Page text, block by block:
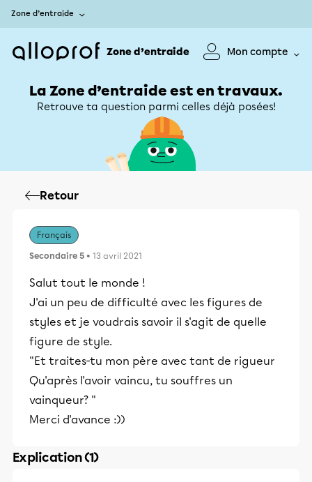
Zone d’entraide
Zone d’entraide Mon compte
La Zone d’entraide est en travaux.
Retrouve ta question parmi celles déjà posées!
Retour
Français
Secondaire 5 • 13 avril 2021
Salut tout le monde !
J'ai un peu de difficulté avec les figures de
styles et je voudrais savoir il s'agit de quelle
figure de style.
"Et traites-tu mon père avec tant de rigueur
Qu'après l'avoir vaincu, tu souffres un
vainqueur? "
Merci d'avance :))
Explication (1)